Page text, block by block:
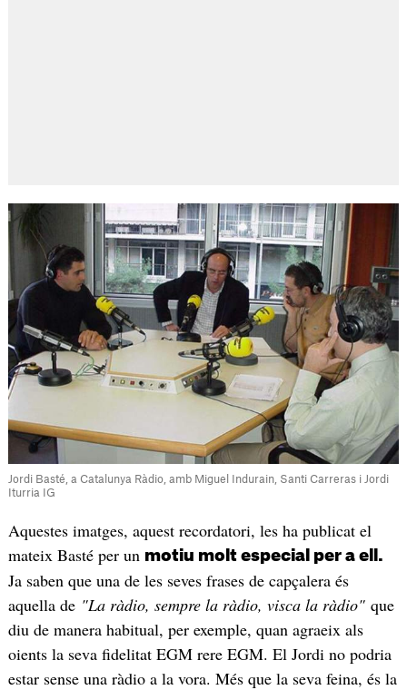
Jordi Basté, a Catalunya Ràdio, amb Miguel Indurain, Santi Carreras i Jordi
Iturria IG
Aquestes imatges, aquest recordatori, les ha publicat el
mateix Basté per un motiu molt especial per a ell.
Ja saben que una de les seves frases de capçalera és
aquella de "La ràdio, sempre la ràdio, visca la ràdio"que
diu de manera habitual, per exemple, quan agraeix als
oients la seva fidelitat EGM rere EGM. El Jordi no podria
estar sense una ràdio a la vora. Més que la seva feina, és la